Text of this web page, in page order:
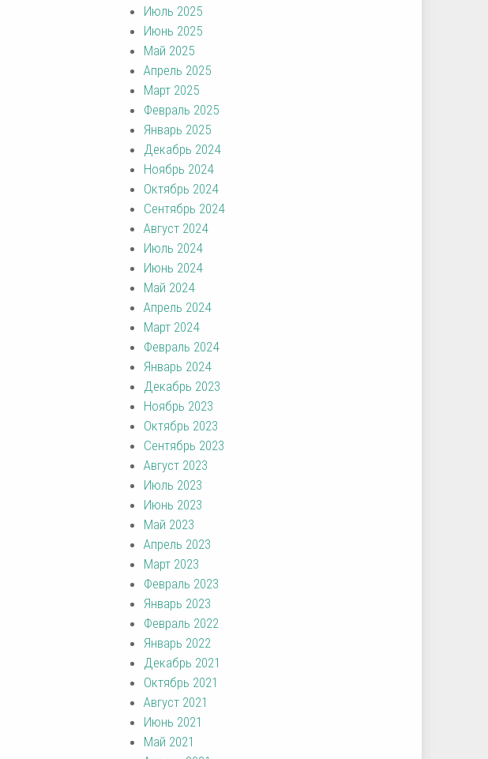
Июль 2025
Июнь 2025
Май 2025
Апрель 2025
Март 2025
Февраль 2025
Январь 2025
Декабрь 2024
Ноябрь 2024
Октябрь 2024
Сентябрь 2024
Август 2024
Июль 2024
Июнь 2024
Май 2024
Апрель 2024
Март 2024
Февраль 2024
Январь 2024
Декабрь 2023
Ноябрь 2023
Октябрь 2023
Сентябрь 2023
Август 2023
Июль 2023
Июнь 2023
Май 2023
Апрель 2023
Март 2023
Февраль 2023
Январь 2023
Февраль 2022
Январь 2022
Декабрь 2021
Октябрь 2021
Август 2021
Июнь 2021
Май 2021